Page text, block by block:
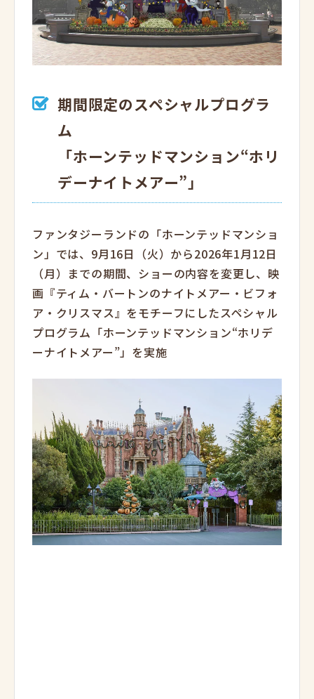
期間限定のスペシャルプログラ
ム
「ホーンテッドマンション“ホリ
デーナイトメアー”」
ファンタジーランドの「ホーンテッドマンショ
ン」では、9月16日（火）から2026年1月12日
（月）までの期間、ショーの内容を変更し、映
画『ティム・バートンのナイトメアー・ビフォ
ア・クリスマス』をモチーフにしたスペシャル
プログラム「ホーンテッドマンション“ホリデ
ーナイトメアー”」を実施